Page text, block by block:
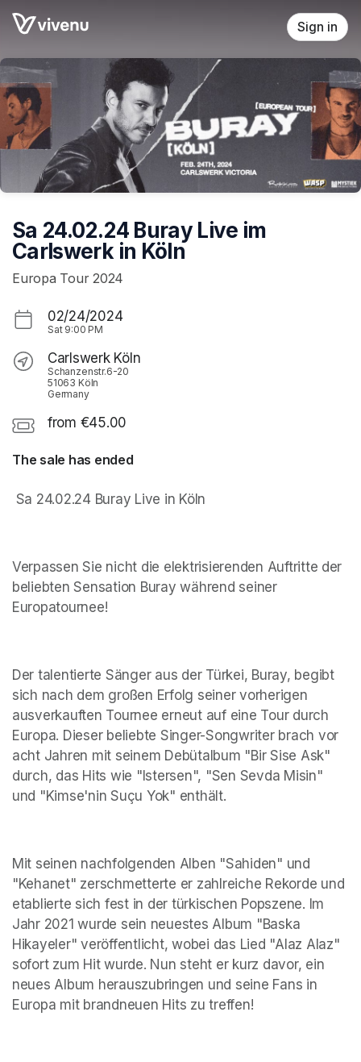
Skip header
Sign in
Sa 24.02.24 Buray Live im
Carlswerk in Köln
Europa Tour 2024
02/24/2024
Sat 9:00 PM
Carlswerk Köln
Schanzenstr.6-20
51063 Köln
Germany
from €45.00
The sale has ended
Sa 24.02.24 Buray Live in Köln
Verpassen Sie nicht die elektrisierenden Auftritte der
beliebten Sensation Buray während seiner
Europatournee!
Der talentierte Sänger aus der Türkei, Buray, begibt
sich nach dem großen Erfolg seiner vorherigen
ausverkauften Tournee erneut auf eine Tour durch
Europa. Dieser beliebte Singer-Songwriter brach vor
acht Jahren mit seinem Debütalbum "Bir Sise Ask"
durch, das Hits wie "Istersen", "Sen Sevda Misin"
und "Kimse'nin Suçu Yok" enthält.
Mit seinen nachfolgenden Alben "Sahiden" und
"Kehanet" zerschmetterte er zahlreiche Rekorde und
etablierte sich fest in der türkischen Popszene. Im
Jahr 2021 wurde sein neuestes Album "Baska
Hikayeler" veröffentlicht, wobei das Lied "Alaz Alaz"
sofort zum Hit wurde. Nun steht er kurz davor, ein
neues Album herauszubringen und seine Fans in
Europa mit brandneuen Hits zu treffen!